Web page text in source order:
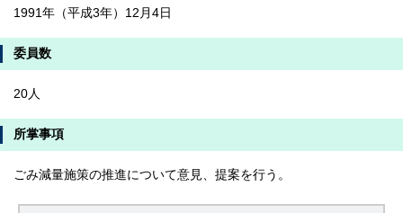
1991年（平成3年）12月4日
委員数
20人
所掌事項
ごみ減量施策の推進について意見、提案を行う。